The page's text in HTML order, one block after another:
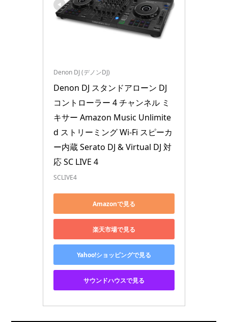
Denon DJ (デノンDJ)
Denon DJ スタンドアローン DJ
コントローラー 4 チャンネル ミ
キサー Amazon Music Unlimite
d ストリーミング Wi-Fi スピーカ
ー内蔵 Serato DJ & Virtual DJ 対
応 SC LIVE 4
SCLIVE4
Amazonで見る
楽天市場で見る
Yahoo!ショッピングで見る
サウンドハウスで見る